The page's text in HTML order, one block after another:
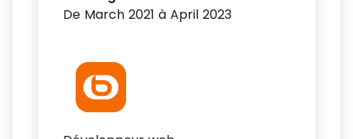
De March 2021 à April 2023